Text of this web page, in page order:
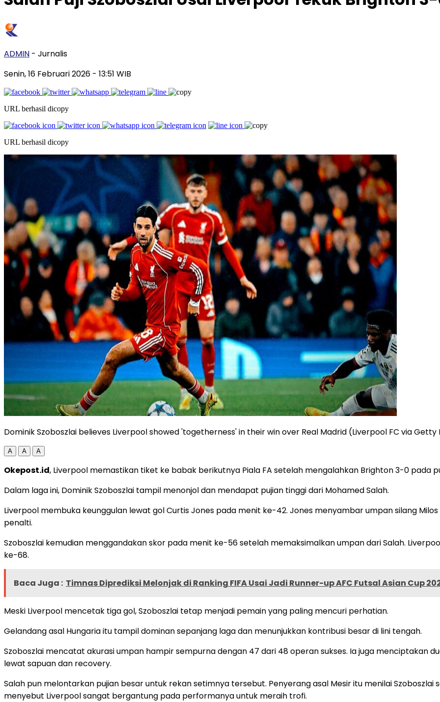
ADMIN - Jurnalis
Senin, 16 Februari 2026 - 13:51 WIB
URL berhasil dicopy
URL berhasil dicopy
Dominik Szoboszlai believes Liverpool showed 'togetherness' in their win over Real Madrid (Liverpool FC via Getty
A A A
Okepost.id, Liverpool memastikan tiket ke babak berikutnya Piala FA setelah mengalahkan Brighton 3-0 pada
Dalam laga ini, Dominik Szoboszlai tampil menonjol dan mendapat pujian tinggi dari Mohamed Salah.
Liverpool membuka keunggulan lewat gol Curtis Jones pada menit ke-42. Jones menyambar umpan silang
penalti.
Szoboszlai kemudian menggandakan skor pada menit ke-56 setelah memaksimalkan umpan dari Salah.
ke-68.
Baca Juga : Timnas Diprediksi Melonjak di Ranking FIFA Usai Jadi Runner-up AFC Futsal Asian Cup
Meski Liverpool mencetak tiga gol, Szoboszlai tetap menjadi pemain yang paling mencuri perhatian.
Gelandang asal Hungaria itu tampil dominan sepanjang laga dan menunjukkan kontribusi besar di lini tengah.
Szoboszlai mencatat akurasi umpan hampir sempurna dengan 47 dari 48 operan sukses. Ia juga menciptakan
lewat sapuan dan recovery.
Salah pun melontarkan pujian besar untuk rekan setimnya tersebut. Penyerang asal Mesir itu menilai
menyebut Liverpool sangat bergantung pada performanya untuk meraih trofi.